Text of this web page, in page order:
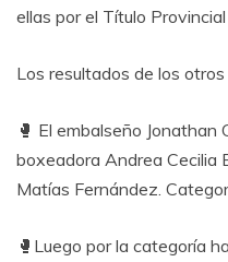
ellas por el Título
Los resultados de los
🥊 El embalseño
boxeadora Andrea Cecilia
Matías Fernández.
🥊Luego por la categoría